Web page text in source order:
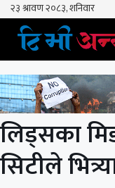
Skip
content
लिड्सका
सिटीले